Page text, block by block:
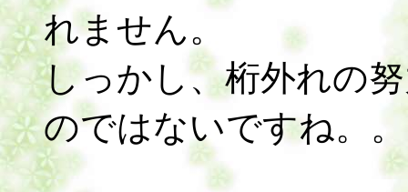
れません。
しっかし、桁外れの
のではないですね。